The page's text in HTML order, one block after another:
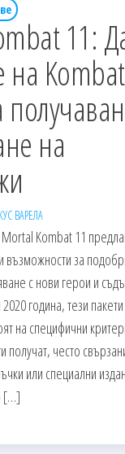
11:
на
на
ВАРЕЛА
Kombat 11
възможности за
с нови герои и
година, тези
на специфични
получат, често
или специални
[…]